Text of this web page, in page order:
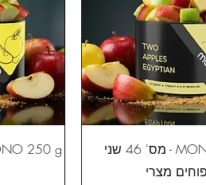
MONO 250 g - מס' 46 שני
מצרי